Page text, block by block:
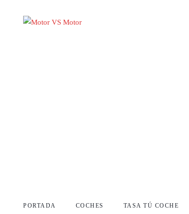
PORTADA COCHES TASA TÚ COCHE